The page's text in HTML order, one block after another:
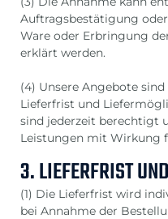
Auftragsbestätigung
Ware oder Erbringung
erklärt werden.
(4) Unsere Angebote
Lieferfrist und
sind jederzeit berechtigt
Leistungen mit Wirkung
3. LIEFERFRIST
(1) Die Lieferfrist wird
bei Annahme der